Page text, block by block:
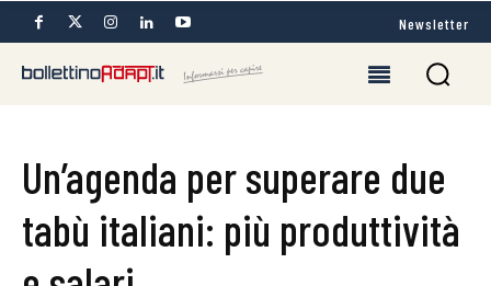
Newsletter
Un’agenda per superare due
tabù italiani: più produttività